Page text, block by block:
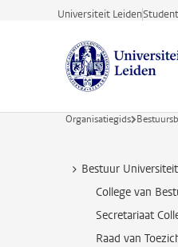
Ga direct naar de inhoud
Universiteit Leiden
Organisatiegids
Bestuur
College van
Secretariaat
Raad van